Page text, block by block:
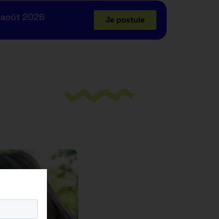
2026 Je postule